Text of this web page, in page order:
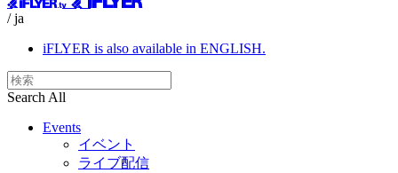
/ ja
iFLYER is also available in ENGLISH.
Search All
Events
イベント
ライブ配信